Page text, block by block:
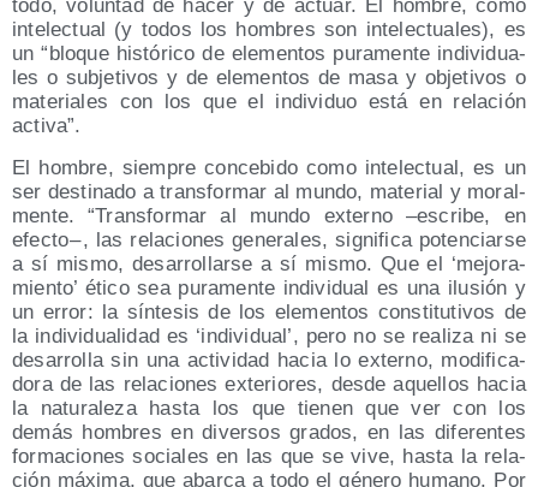
todo, volun­tad de hacer y de actuar. El hom­bre, como
inte­lec­tual (y todos los hom­bres son inte­lec­tua­les), es
un “blo­que his­tó­ri­co de ele­men­tos pura­men­te indi­vi­dua­
les o sub­je­ti­vos y de ele­men­tos de masa y obje­ti­vos o
mate­ria­les con los que el indi­vi­duo está en rela­ción
activa”.
El hom­bre, siem­pre con­ce­bi­do como inte­lec­tual, es un
ser des­ti­na­do a trans­for­mar al mun­do, mate­rial y moral­
men­te. “Trans­for­mar al mun­do externo –escri­be, en
efec­to – , las rela­cio­nes gene­ra­les, sig­ni­fi­ca poten­ciar­se
a sí mis­mo, desa­rro­llar­se a sí mis­mo. Que el ‘mejo­ra­
mien­to’ éti­co sea pura­men­te indi­vi­dual es una ilu­sión y
un error: la sín­te­sis de los ele­men­tos cons­ti­tu­ti­vos de
la indi­vi­dua­li­dad es ‘indi­vi­dual’, pero no se rea­li­za ni se
desa­rro­lla sin una acti­vi­dad hacia lo externo, modi­fi­ca­
do­ra de las rela­cio­nes exte­rio­res, des­de aque­llos hacia
la natu­ra­le­za has­ta los que tie­nen que ver con los
demás hom­bres en diver­sos gra­dos, en las dife­ren­tes
for­ma­cio­nes socia­les en las que se vive, has­ta la rela­
ción máxi­ma, que abar­ca a todo el géne­ro humano. Por